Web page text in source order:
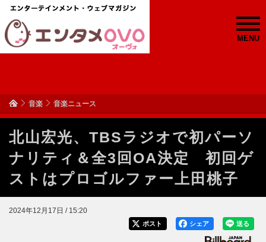
MENU
音楽 音楽ニュース
北山宏光、TBSラジオで初パーソ
ナリティ＆全3回OA決定 初回ゲ
ストはプロゴルファー上田桃子
2024年12月17日 / 15:20
送る
シェア
ポスト